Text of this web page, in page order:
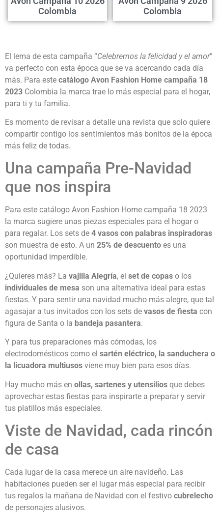
Colombia
Colombia
El lema de esta campaña “Celebremos la felicidad y el amor”
va perfecto con esta época que se va acercando cada día
más. Para este catálogo Avon Fashion Home campaña 18
2023 Colombia la marca trae lo más especial para el hogar,
para ti y tu familia.
Es momento de revisar a detalle una revista que solo quiere
compartir contigo los sentimientos más bonitos de la época
más feliz de todas.
Una campaña Pre-Navidad
que nos inspira
Para este catálogo Avon Fashion Home campaña 18 2023
la marca sugiere unas piezas especiales para el hogar o
para regalar. Los sets de 4 vasos con palabras inspiradoras
son muestra de esto. A un 25% de descuento es una
oportunidad imperdible.
¿Quieres más? La vajilla Alegría, el set de copas o los
individuales de mesa son una alternativa ideal para estas
fiestas. Y para sentir una navidad mucho más alegre, que tal
agasajar a tus invitados con los sets de vasos de fiesta con
figura de Santa o la bandeja pasantera.
Y para tus preparaciones más cómodas, los
electrodomésticos como el sartén eléctrico, la sanduchera o
la licuadora multiusos viene muy bien para esos días.
Hay mucho más en ollas, sartenes y utensilios que debes
aprovechar estas fiestas para inspirarte a preparar y servir
tus platillos más especiales.
Viste de Navidad, cada rincón
de casa
Cada lugar de la casa merece un aire navideño. Las
habitaciones pueden ser el lugar más especial para recibir
tus regalos la mañana de Navidad con el festivo cubrelecho
de personajes alusivos.